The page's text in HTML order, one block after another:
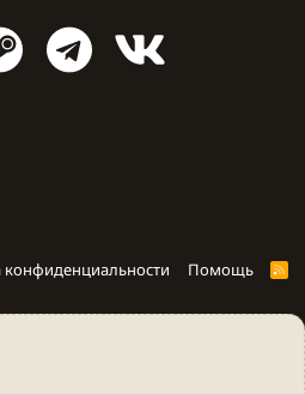
конфиденциальности Помощь
R